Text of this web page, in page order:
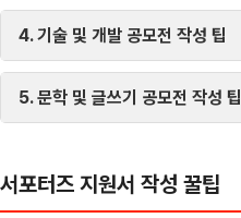
4. 기술 및 개발 공모전 작성 팁
5. 문학 및 글쓰기 공모전 작성 팁
서포터즈 지원서 작성 꿀팁